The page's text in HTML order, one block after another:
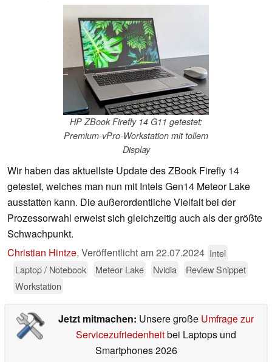
HP ZBook Firefly 14 G11 getestet:
Premium-vPro-Workstation mit tollem
Display
Wir haben das aktuellste Update des ZBook Firefly 14
getestet, welches man nun mit Intels Gen14 Meteor Lake
ausstatten kann. Die außerordentliche Vielfalt bei der
Prozessorwahl erweist sich gleichzeitig auch als der größte
Schwachpunkt.
Christian Hintze, Veröffentlicht am22.07.2024 Intel
Laptop / Notebook
Meteor Lake Nvidia
Review Snippet
Workstation
Jetzt mitmachen: Unsere große Umfrage zur
Servicezufriedenheitbei Laptops und
Smartphones 2026